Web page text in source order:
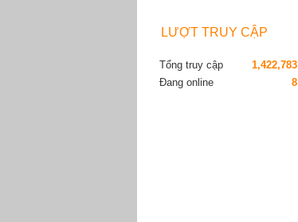
LƯỢT TRUY CẬP
Tổng truy cập
1,422,783
Đang online
8